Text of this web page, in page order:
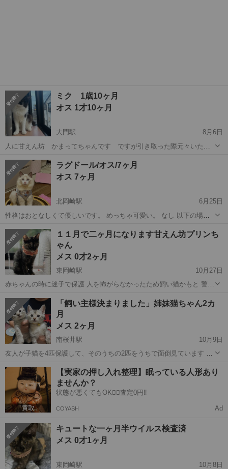
ミク 1歳10ヶ月
オス 1才10ヶ月
大門駅
8月6日
人に甘えん坊 かまってちゃんです ですが引き取った際元々いた猫
里親募集しました 去勢済みワクチンも終わってます 最後まで責任
とって可愛がってくれる方にのみ応募可能...
愛知 岡崎市 大門駅 ワクチン
ラグドール/オス/7ヶ月
オス 7ヶ月
北岡崎駅
6月25日
性格はおとなしくて優しいです。 めっちゃ可愛い。 なし 以下の場合
猫を飼っている場合 Ciao ちゅる、ゆでた鶏むね肉、缶詰が好きです。
今月中に...
愛知 岡崎市 北岡崎駅 猫 ラグドール
１１月で二ヶ月になります甘えん坊プリンち
ゃん
メス 0才2ヶ月
東岡崎駅
10月27日
赤ちゃんの時に迷子で保護 人を怖がらなかったため飼い猫かもと 警察
ト程度でお母さんが自宅でみてくださるか先住のいるお宅を希望して
います 猫ちゃんはサビちゃん...
愛知 岡崎市 東岡崎駅 ワクチン
「飼い主様決まりました」姉妹猫ちゃん2カ
月
メス 2ヶ月
南桜井駅
10月9日
友人が子猫を4匹保護して、そのうちの2匹をうちで面倒見ています う
にお譲りします とっても仲良し姉妹の猫ちゃんです 布団に寝ると上に
乗ってきて遊びます とっても...
愛知 岡崎市 南桜井駅 猫 有無
【実家の押し入れ整理】眠っている人形あり
ませんか？
状態が悪くてもOK🙆‍♀️査定0円‼️
COYASH Ad
キュートな一ヶ月半ウイルス検査済
メス 0才1ヶ月
東岡崎駅
10月8日